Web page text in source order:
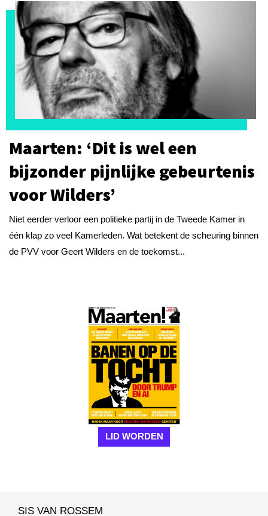
Maarten: ‘Dit is wel een
bijzonder pijnlijke gebeurtenis
voor Wilders’
Niet eerder verloor een politieke partij in de Tweede Kamer in
één klap zo veel Kamerleden. Wat betekent de scheuring binnen
de PVV voor Geert Wilders en de toekomst...
LID WORDEN
SIS VAN ROSSEM